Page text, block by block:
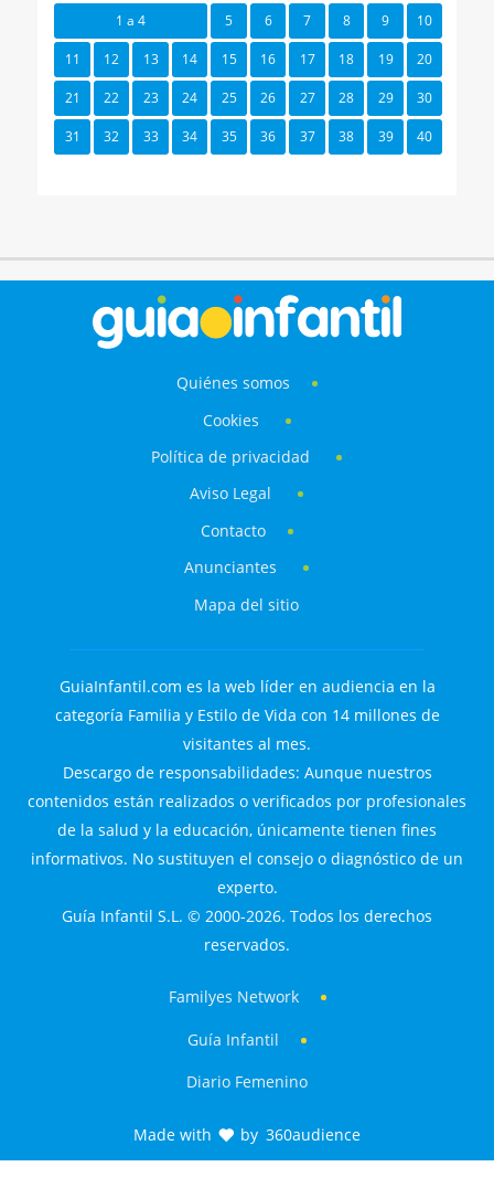
1 a 4 5 6 7 8 9 10
11 12 13 14 15 16 17 18 19 20
21 22 23 24 25 26 27 28 29 30
31 32 33 34 35 36 37 38 39 40
Quiénes somos
Cookies
Política de privacidad
Aviso Legal
Contacto
Anunciantes
Mapa del sitio
GuiaInfantil.com es la web líder en audiencia en la
categoría Familia y Estilo de Vida con 14 millones de
visitantes al mes.
Descargo de responsabilidades: Aunque nuestros
contenidos están realizados o verificados por profesionales
de la salud y la educación, únicamente tienen fines
informativos. No sustituyen el consejo o diagnóstico de un
experto.
Guía Infantil S.L. © 2000-2026. Todos los derechos
reservados.
Familyes Network
Guía Infantil
Diario Femenino
Made with by 360audience